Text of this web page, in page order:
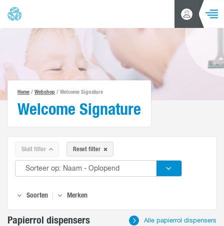
Producten
Alle productgroepen
Klantenservice
Over ons
Inloggen
/
Home / Webshop / Welcome Signature
Welcome Signature
Soorten Merken
Sluit filter Reset filter
Papierrol dispensers Alle papierrol dispensers